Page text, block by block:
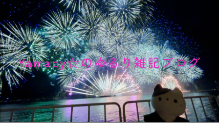
Yamapy☆のゆるり雑記ブログ